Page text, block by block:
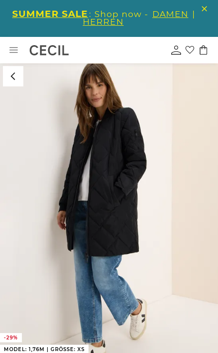
SUMMER SALE : Shop now - DAMEN |
HERREN
-29%
MODEL: 1,76M | GRÖSSE: XS